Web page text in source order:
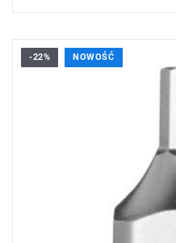
-22% NOWOŚĆ